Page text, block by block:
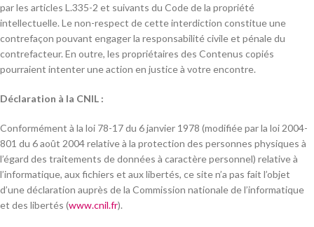
par les articles L.335-2 et suivants du Code de la propriété
intellectuelle. Le non-respect de cette interdiction constitue une
contrefaçon pouvant engager la responsabilité civile et pénale du
contrefacteur. En outre, les propriétaires des Contenus copiés
pourraient intenter une action en justice à votre encontre.
Déclaration à la CNIL :
Conformément à la loi 78-17 du 6 janvier 1978 (modifiée par la loi 2004-
801 du 6 août 2004 relative à la protection des personnes physiques à
l’égard des traitements de données à caractère personnel) relative à
l’informatique, aux fichiers et aux libertés, ce site n’a pas fait l’objet
d’une déclaration auprès de la Commission nationale de l’informatique
et des libertés (www.cnil.fr).